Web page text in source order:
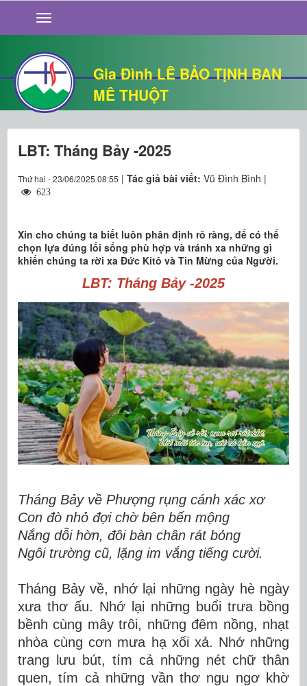
Gia Đình LÊ BẢO TỊNH BAN
MÊ THUỘT
GIỚI THIỆU
TIN TỨC
SỐNG ĐẠO
CHUYỆN NHÀ
QUÁN VĂN
THƯ GIÃN
LBT: Tháng Bảy -2025
Thứ hai - 23/06/2025 08:55 | Tác giả bài viết: Vũ Đình Bình |
623
Xin cho chúng ta biết luôn phân định rõ ràng, để có thể
chọn lựa đúng lối sống phù hợp và tránh xa những gì
khiến chúng ta rời xa Đức Kitô và Tin Mừng của Người.
LBT: Tháng Bảy -2025
Tháng Bảy về Phượng rụng cánh xác xơ
Con đò nhỏ đợi chờ bên bến mộng
Nắng dỗi hờn, đôi bàn chân rát bỏng
Ngôi trường cũ, lặng im vắng tiếng cười.
Tháng Bảy về, nhớ lại những ngày hè ngày
xưa thơ ấu. Nhớ lại những buổi trưa bồng
bềnh cùng mây trôi, những đêm nồng, nhạt
nhòa cùng cơn mưa hạ xối xả. Nhớ những
trang lưu bút, tím cả những nét chữ thân
quen, tím cả những vần thơ ngu ngơ khờ